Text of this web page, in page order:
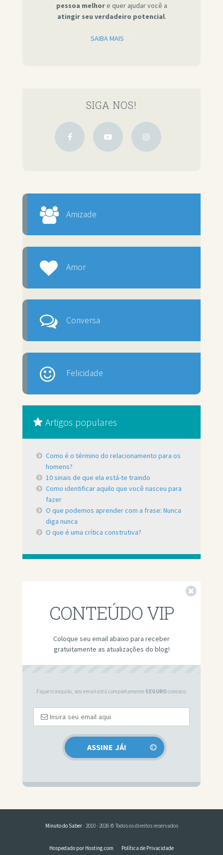
pessoa melhore quer ajudar você a
atingir seu verdadeiro potencial.
SAIBA MAIS
SIGA NOS!
Amizade
Amor
Conversa
Felicidade
Artigos populares
Como é o término do relacionamento para os
homens?
10 sinais de que ela está-te traindo
Como identificar aquilo que você nasceu para
fazer
O que podemos aprender com a frase: Nunca
diga nunca
O que é uma crítica construtiva?
CONTEÚDO VIP
Coloque seu email abaixo para receber
gratuitamente as atualizações do blog!
Fique tranquilo, seu email está completamente SEGUROconosco.
Minuto do Saber· 2010 - 2026 © Todos os direitos reservados
Hospedado por Hosting.com Política de Privacidade